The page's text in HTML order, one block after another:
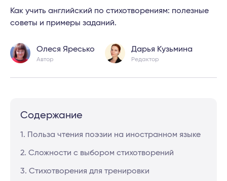
Как учить английский по стихотворениям: полезные
советы и примеры заданий.
Олеся Яресько
Автор
Дарья Кузьмина
Редактор
Содержание
1. Польза чтения поэзии на иностранном языке
2. Сложности с выбором стихотворений
3. Стихотворения для тренировки